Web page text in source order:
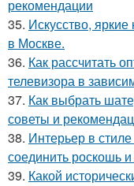
рекомендации
35. Искусство,
в Москве.
36. Как рассчитать
телевизора в
37. Как выбрать
советы и
38. Интерьер в
соединить роскошь и
39. Какой